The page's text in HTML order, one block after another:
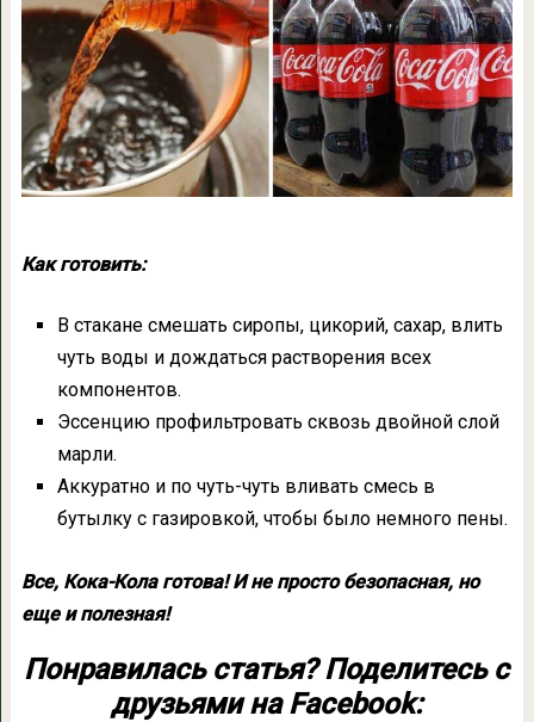
Как готовить:
В стакане смешать сиропы, цикорий, сахар, влить
чуть воды и дождаться растворения всех
компонентов.
Эссенцию профильтровать сквозь двойной слой
марли.
Аккуратно и по чуть-чуть вливать смесь в
бутылку с газировкой, чтобы было немного пены.
Все, Кока-Кола готова! И не просто безопасная, но
еще и полезная!
Понравилась статья? Поделитесь с
друзьями на Facebook: